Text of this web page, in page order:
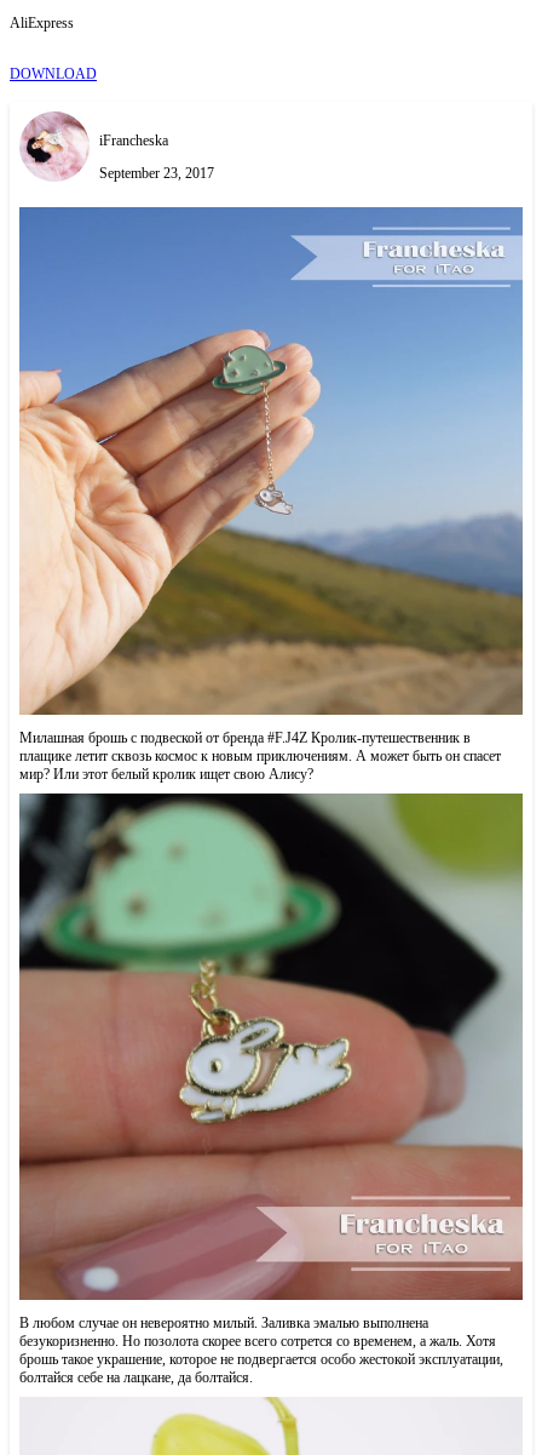
AliExpress
DOWNLOAD
iFrancheska
September 23, 2017
Милашная брошь с подвеской от бренда #F.J4Z Кролик-путешественник в
плащике летит сквозь космос к новым приключениям. А может быть он спасет
мир? Или этот белый кролик ищет свою Алису?
В любом случае он невероятно милый. Заливка эмалью выполнена
безукоризненно. Но позолота скорее всего сотрется со временем, а жаль. Хотя
брошь такое украшение, которое не подвергается особо жестокой эксплуатации,
болтайся себе на лацкане, да болтайся.